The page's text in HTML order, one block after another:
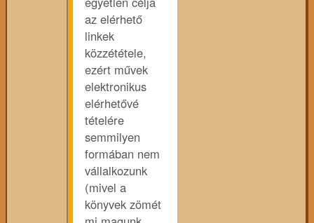
az elérhető
linkek
közzététele,
ezért művek
elektronikus
elérhetővé
tételére
semmilyen
formában nem
vállalkozunk
(mivel a
könyvek zömét